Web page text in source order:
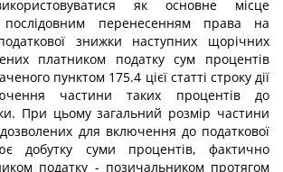
як основне місце
перенесенням права на
знижки наступних щорічних
платником податку сум процентів
пунктом 175.4 цієї статті строку дії
частини таких процентів до
При цьому загальний розмір частини
для включення до податкової
добутку суми процентів, фактично
податку - позичальником протягом